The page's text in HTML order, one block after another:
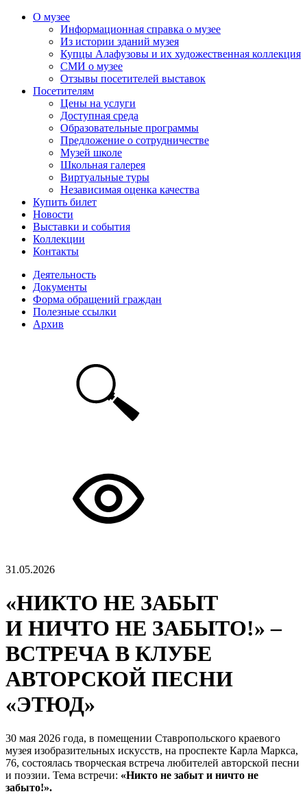
О музее
Информационная справка о музее
Из истории зданий музея
Купцы Алафузовы и их художественная коллекция
СМИ о музее
Отзывы посетителей выставок
Посетителям
Цены на услуги
Доступная среда
Образовательные программы
Предложение о сотрудничестве
Музей школе
Школьная галерея
Виртуальные туры
Независимая оценка качества
Купить билет
Новости
Выставки и события
Коллекции
Контакты
Деятельность
Документы
Форма обращений граждан
Полезные ссылки
Архив
31.05.2026
«НИКТО НЕ ЗАБЫТ
И НИЧТО НЕ ЗАБЫТО!» –
ВСТРЕЧА В КЛУБЕ
АВТОРСКОЙ ПЕСНИ
«ЭТЮД»
30 мая 2026 года, в помещении Ставропольского краевого
музея изобразительных искусств, на проспекте Карла Маркса,
76, состоялась творческая встреча любителей авторской песни
и поэзии. Тема встречи: «Никто не забыт и ничто не
забыто!».